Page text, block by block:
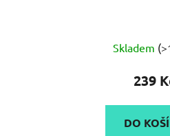
5,0
z
Skladem
239
DO